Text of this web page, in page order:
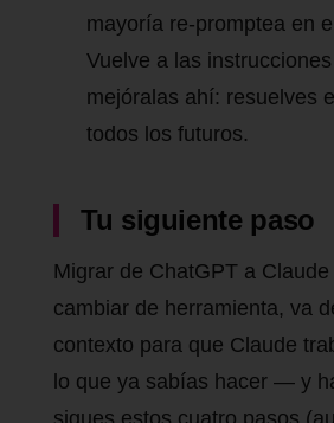
mayoría re-promptea en
Vuelve a las
mejóralas ahí: resuelves
todos los futuros.
Tu siguiente paso
Migrar de ChatGPT a
cambiar de herramienta, va
contexto para que Claude
lo que ya sabías hacer — y